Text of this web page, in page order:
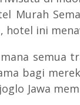
Murah
ini
semua
bagi
Jawa